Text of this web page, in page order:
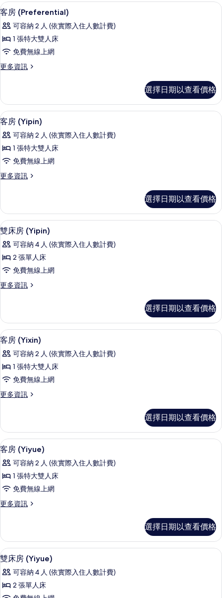
有
相
片
房
詳
情
顯
示
客
房
(Preferential)
的
有
相
片
24
客房 (Preferential)
可容納 2 人 (依實際入住人數計費)
1 張特大雙人床
免費無線上網
更多資訊
更
(Preferential)
的
詳
選擇日期以查看價格
顯
示
客
房
(Yipin)
的
有
相
片
25
客房 (Yipin)
可容納 2 人 (依實際入住人數計費)
1 張特大雙人床
免費無線上網
更多資訊
更
(Yipin)
的
詳
選擇日期以查看價格
顯
示
雙
床
(Yipin)
所
有
相
片
19
雙床房 (Yipin)
可容納 4 人 (依實際入住人數計費)
2 張單人床
免費無線上網
更多資訊
更
房
(Yipin)
的
情
選擇日期以查看價格
顯
示
客
房
(Yixin)
的
有
相
片
25
客房 (Yixin)
可容納 2 人 (依實際入住人數計費)
1 張特大雙人床
免費無線上網
更多資訊
更
(Yixin)
的
詳
選擇日期以查看價格
顯
示
客
房
(Yiyue)
的
有
相
片
25
客房 (Yiyue)
可容納 2 人 (依實際入住人數計費)
1 張特大雙人床
免費無線上網
更多資訊
更
(Yiyue)
的
詳
選擇日期以查看價格
顯
示
雙
床
18
雙床房 (Yiyue)
可容納 4 人 (依實際入住人數計費)
2 張單人床